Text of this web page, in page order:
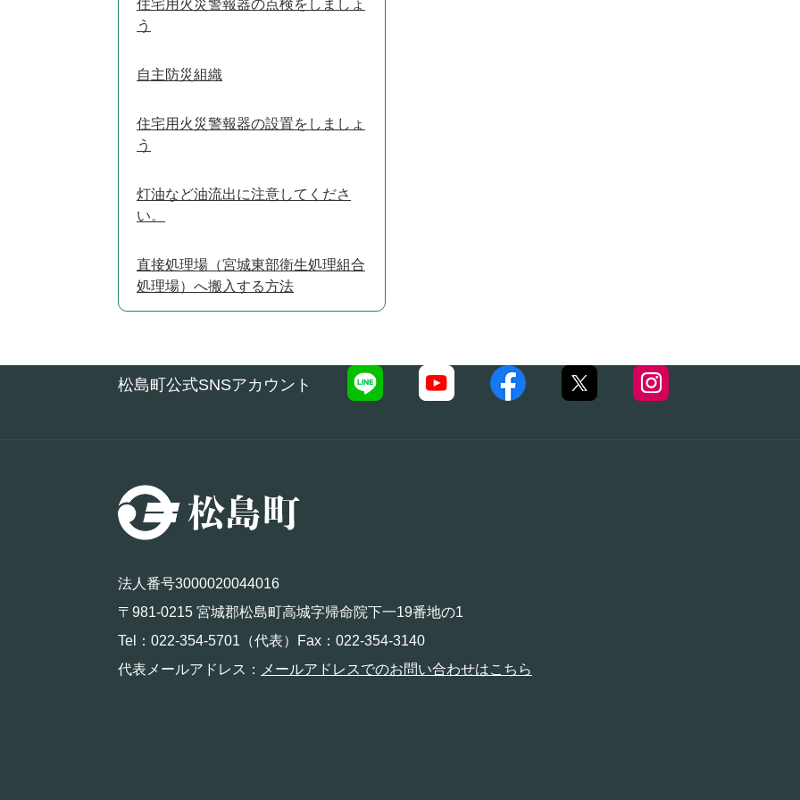
住宅用火災警報器の点検をしましょ
う
自主防災組織
住宅用火災警報器の設置をしましょ
う
灯油など油流出に注意してくださ
い。
直接処理場（宮城東部衛生処理組合
処理場）へ搬入する方法
松島町公式SNSアカウント
法人番号3000020044016
〒981-0215 宮城郡松島町高城字帰命院下一19番地の1
Tel：022-354-5701（代表）Fax：022-354-3140
代表メールアドレス： メールアドレスでのお問い合わせはこちら